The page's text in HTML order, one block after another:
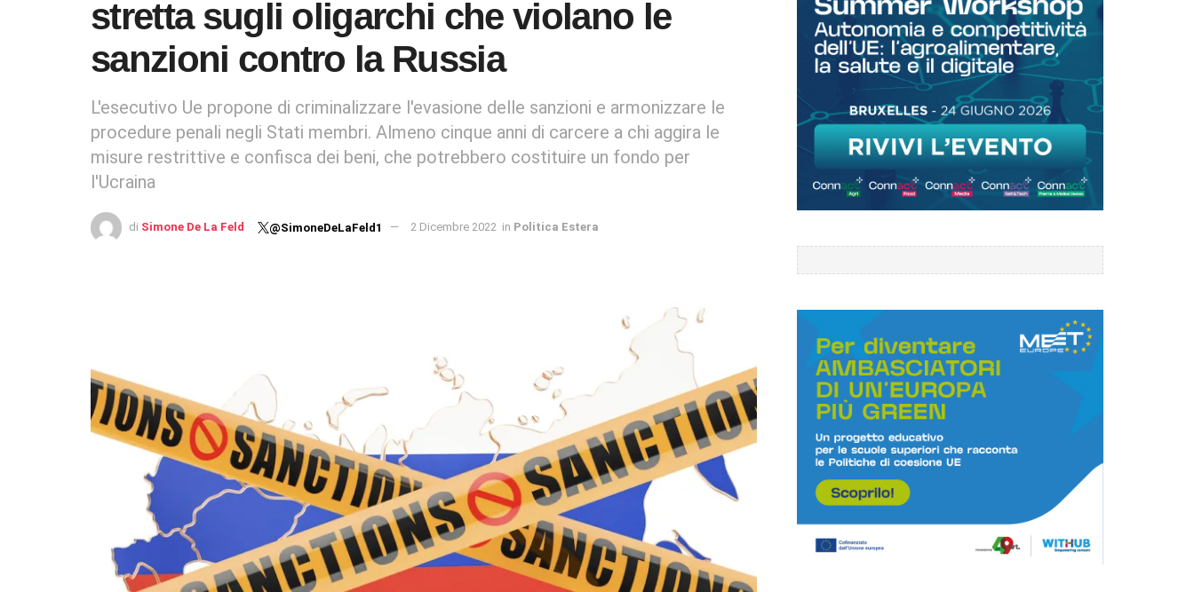
stretta sugli oligarchi che violano le
sanzioni contro la Russia
L'esecutivo Ue propone di criminalizzare l'evasione delle sanzioni e armonizzare le
procedure penali negli Stati membri. Almeno cinque anni di carcere a chi aggira le
misure restrittive e confisca dei beni, che potrebbero costituire un fondo per
l'Ucraina
di Simone De La Feld @SimoneDeLaFeld1 2 Dicembre 2022 in Politica Estera